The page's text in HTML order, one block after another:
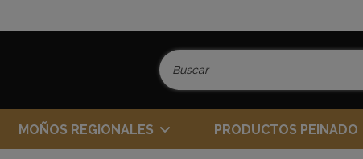
MOÑOS REGIONALES PRODUCTOS PEINADO